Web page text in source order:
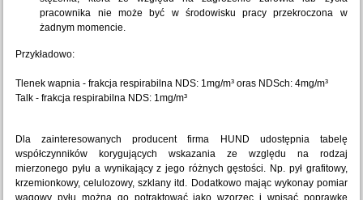
pracownika nie może być w środowisku pracy przekroczona w
żadnym momencie.
Przykładowo:
Tlenek wapnia - frakcja respirabilna NDS: 1mg/m³ oras NDSch: 4mg/m³
Talk - frakcja respirabilna NDS: 1mg/m³
Dla zainteresowanych producent firma HUND udostępnia tabelę
współczynników korygujących wskazania ze względu na rodzaj
mierzonego pyłu a wynikający z jego różnych gęstości. Np. pył grafitowy,
krzemionkowy, celulozowy, szklany itd. Dodatkowo mając wykonay pomiar
wagowy pyłu można go potraktować jako wzorzec i wpisać poprawkę